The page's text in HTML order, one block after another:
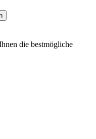
die bestmögliche